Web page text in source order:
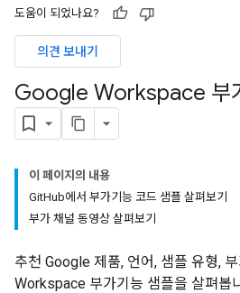
도움이 되었나요?
의견 보내기
Google Workspace 부
이 페이지의 내용
GitHub에서 부가기능 코드 샘플 살펴보기
부가 채널 동영상 살펴보기
추천 Google 제품, 언어, 샘플 유형,
Workspace 부가기능 샘플을 살펴봅